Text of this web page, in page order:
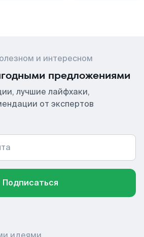
и интересном
предложениями
лучшие лайфхаки,
от экспертов
Подписаться